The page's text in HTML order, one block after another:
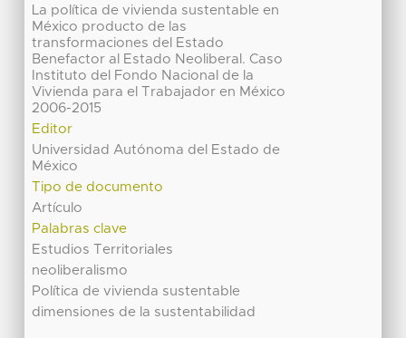
La política de vivienda sustentable en
México producto de las
transformaciones del Estado
Benefactor al Estado Neoliberal. Caso
Instituto del Fondo Nacional de la
Vivienda para el Trabajador en México
2006-2015
Editor
Universidad Autónoma del Estado de
México
Tipo de documento
Artículo
Palabras clave
Estudios Territoriales
neoliberalismo
Política de vivienda sustentable
dimensiones de la sustentabilidad